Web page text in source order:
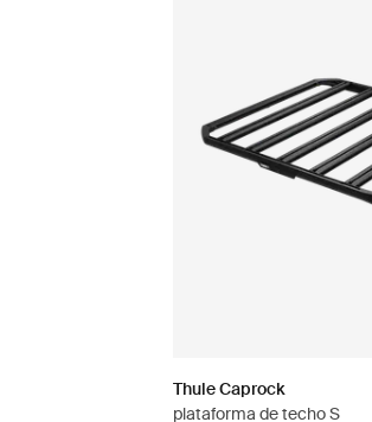
Thule Caprock
plataforma de techo S